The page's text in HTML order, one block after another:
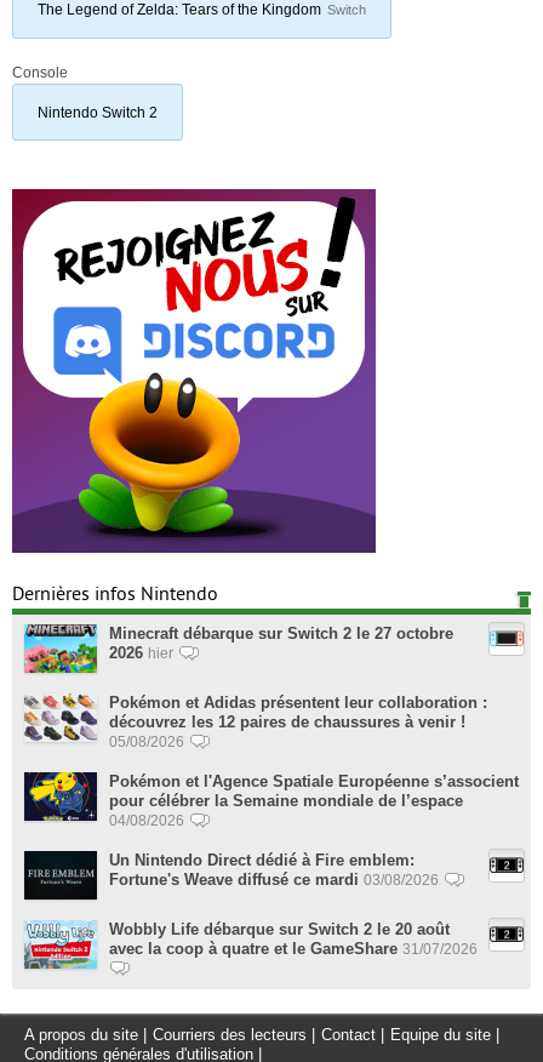
The Legend of Zelda: Tears of the Kingdom Switch
Console
Nintendo Switch 2
Dernières infos Nintendo
Minecraft débarque sur Switch 2 le 27 octobre
2026 hier
Pokémon et Adidas présentent leur collaboration :
découvrez les 12 paires de chaussures à venir !
05/08/2026
Pokémon et l'Agence Spatiale Européenne s’associent
pour célébrer la Semaine mondiale de l’espace
04/08/2026
Un Nintendo Direct dédié à Fire emblem:
Fortune's Weave diffusé ce mardi 03/08/2026
Wobbly Life débarque sur Switch 2 le 20 août
avec la coop à quatre et le GameShare 31/07/2026
A propos du site Courriers des lecteurs Contact Equipe du site
Conditions générales d'utilisation